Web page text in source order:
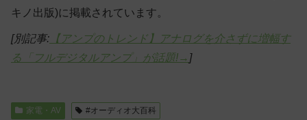
キノ出版)に掲載されています。
[別記事: 【アンプのトレンド】アナログを介さずに増幅す
る「フルデジタルアンプ」が話題!→ ]
家電・AV #オーディオ大百科